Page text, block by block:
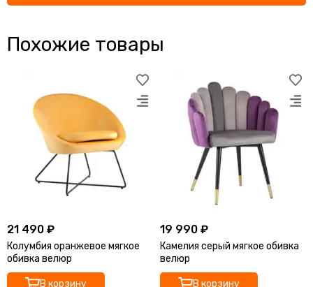
Похожие товары
21 490 ₽
Колумбия оранжевое мягкое
обивка велюр
В корзину
19 990 ₽
Камелия серый мягкое обивка
велюр
В корзину